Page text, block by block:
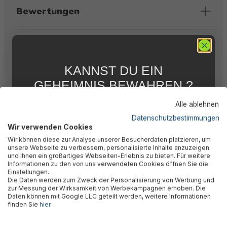
Bewertungen
Downloads
Herstellerinformation
Ähnliche Produkte
Alle ablehnen
Datenschutzbestimmungen
Wir verwenden Cookies
Wir können diese zur Analyse unserer Besucherdaten platzieren, um
unsere Webseite zu verbessern, personalisierte Inhalte anzuzeigen
und Ihnen ein großartiges Webseiten-Erlebnis zu bieten. Für weitere
Informationen zu den von uns verwendeten Cookies öffnen Sie die
Einstellungen.
Die Daten werden zum Zweck der Personalisierung von Werbung und
zur Messung der Wirksamkeit von Werbekampagnen erhoben. Die
Daten können mit Google LLC geteilt werden, weitere Informationen
finden Sie hier.
KANNST DU EIN
GEHEIMNIS BEWAHREN ?
FÜR DICH
Abonniere jetzt unseren kostenlosen
Newsletter, verpasse keine Neuigkeiten und
Aktionen mehr und sichere Dir 5 %
Willkommensrabatt auf nicht reduzierte Ware
bei Deiner ersten Bestellung !*
Email